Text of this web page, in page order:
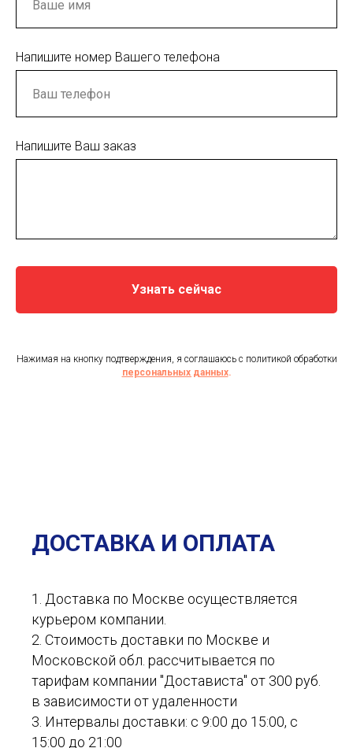
Напишите номер Вашего телефона
Напишите Ваш заказ
Узнать сейчас
Нажимая на кнопку подтверждения, я соглашаюсь с политикой обработки
персональных данных.
ДОСТАВКА И ОПЛАТА
1. Доставка по Москве осуществляется
курьером компании.
2. Стоимость доставки по Москве и
Московской обл. рассчитывается по
тарифам компании "Достависта" от 300 руб.
в зависимости от удаленности
3. Интервалы доставки: с 9:00 до 15:00, с
15:00 до 21:00